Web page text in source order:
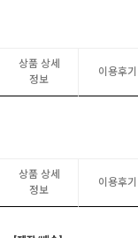
상품 상세
정보
이용후기
상품 상세
정보
이용후기